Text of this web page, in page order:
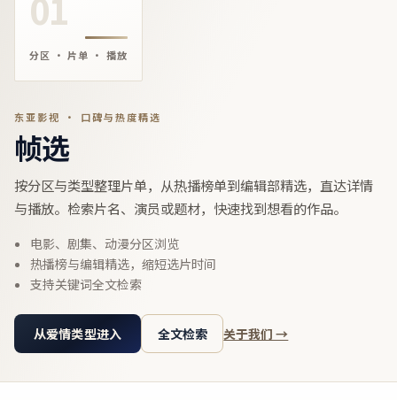
分区 · 片单 · 播放
东亚影视 · 口碑与热度精选
帧选
按分区与类型整理片单，从热播榜单到编辑部精选，直达详情
与播放。检索片名、演员或题材，快速找到想看的作品。
电影、剧集、动漫分区浏览
热播榜与编辑精选，缩短选片时间
支持关键词全文检索
从爱情类型进入 全文检索 关于我们 →